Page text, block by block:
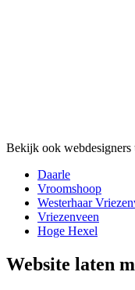
Bekijk ook webdesigners
Daarle
Vroomshoop
Westerhaar
Vriezenveen
Hoge Hexel
Website laten